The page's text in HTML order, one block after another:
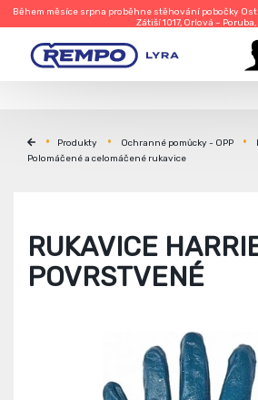
Během měsíce srpna proběhne stěhování pobočky
Zátiší 1017, Orlová – Poruba,
Produkty Ochranné pomůcky - OPP
Polomáčené a celomáčené rukavice
RUKAVICE
POVRSTVENÉ